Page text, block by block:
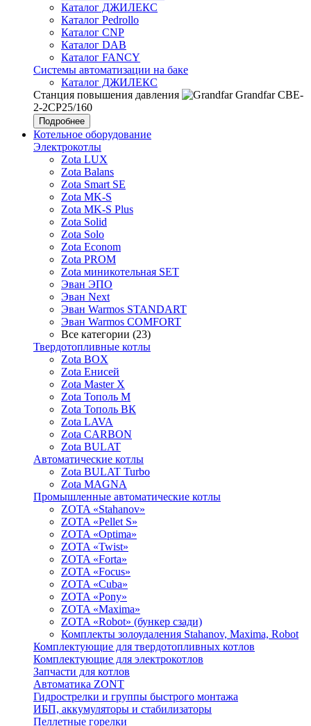
Каталог ДЖИЛЕКС
Каталог Pedrollo
Каталог CNP
Каталог DAB
Каталог FANCY
Системы автоматизации на баке
Каталог ДЖИЛЕКС
Станция повышения давления
Grandfar CBE-
2-2CP25/160
Подробнее
Котельное оборудование
Электрокотлы
Zota LUX
Zota Balans
Zota Smart SE
Zota MK-S
Zota MK-S Plus
Zota Solid
Zota Solo
Zota Econom
Zota PROM
Zota миникотельная SET
Эван ЭПО
Эван Next
Эван Warmos STANDART
Эван Warmos COMFORT
Все категории (23)
Твердотопливные котлы
Zota BOX
Zota Енисей
Zota Master X
Zota Тополь М
Zota Тополь ВК
Zota LAVA
Zota CARBON
Zota BULAT
Автоматические котлы
Zota BULAT Turbo
Zota MAGNA
Промышленные автоматические котлы
ZOTA «Stahanov»
ZOTA «Pellet S»
ZOTA «Optima»
ZOTA «Twist»
ZOTA «Forta»
ZOTA «Focus»
ZOTA «Cuba»
ZOTA «Pony»
ZOTA «Maxima»
ZOTA «Robot» (бункер сзади)
Комплекты золоудаления Stahanov, Maxima, Robot
Комплектующие для твердотопливных котлов
Комплектующие для электрокотлов
Запчасти для котлов
Автоматика ZONT
Гидрострелки и группы быстрого монтажа
ИБП, аккумуляторы и стабилизаторы
Пеллетные горелки